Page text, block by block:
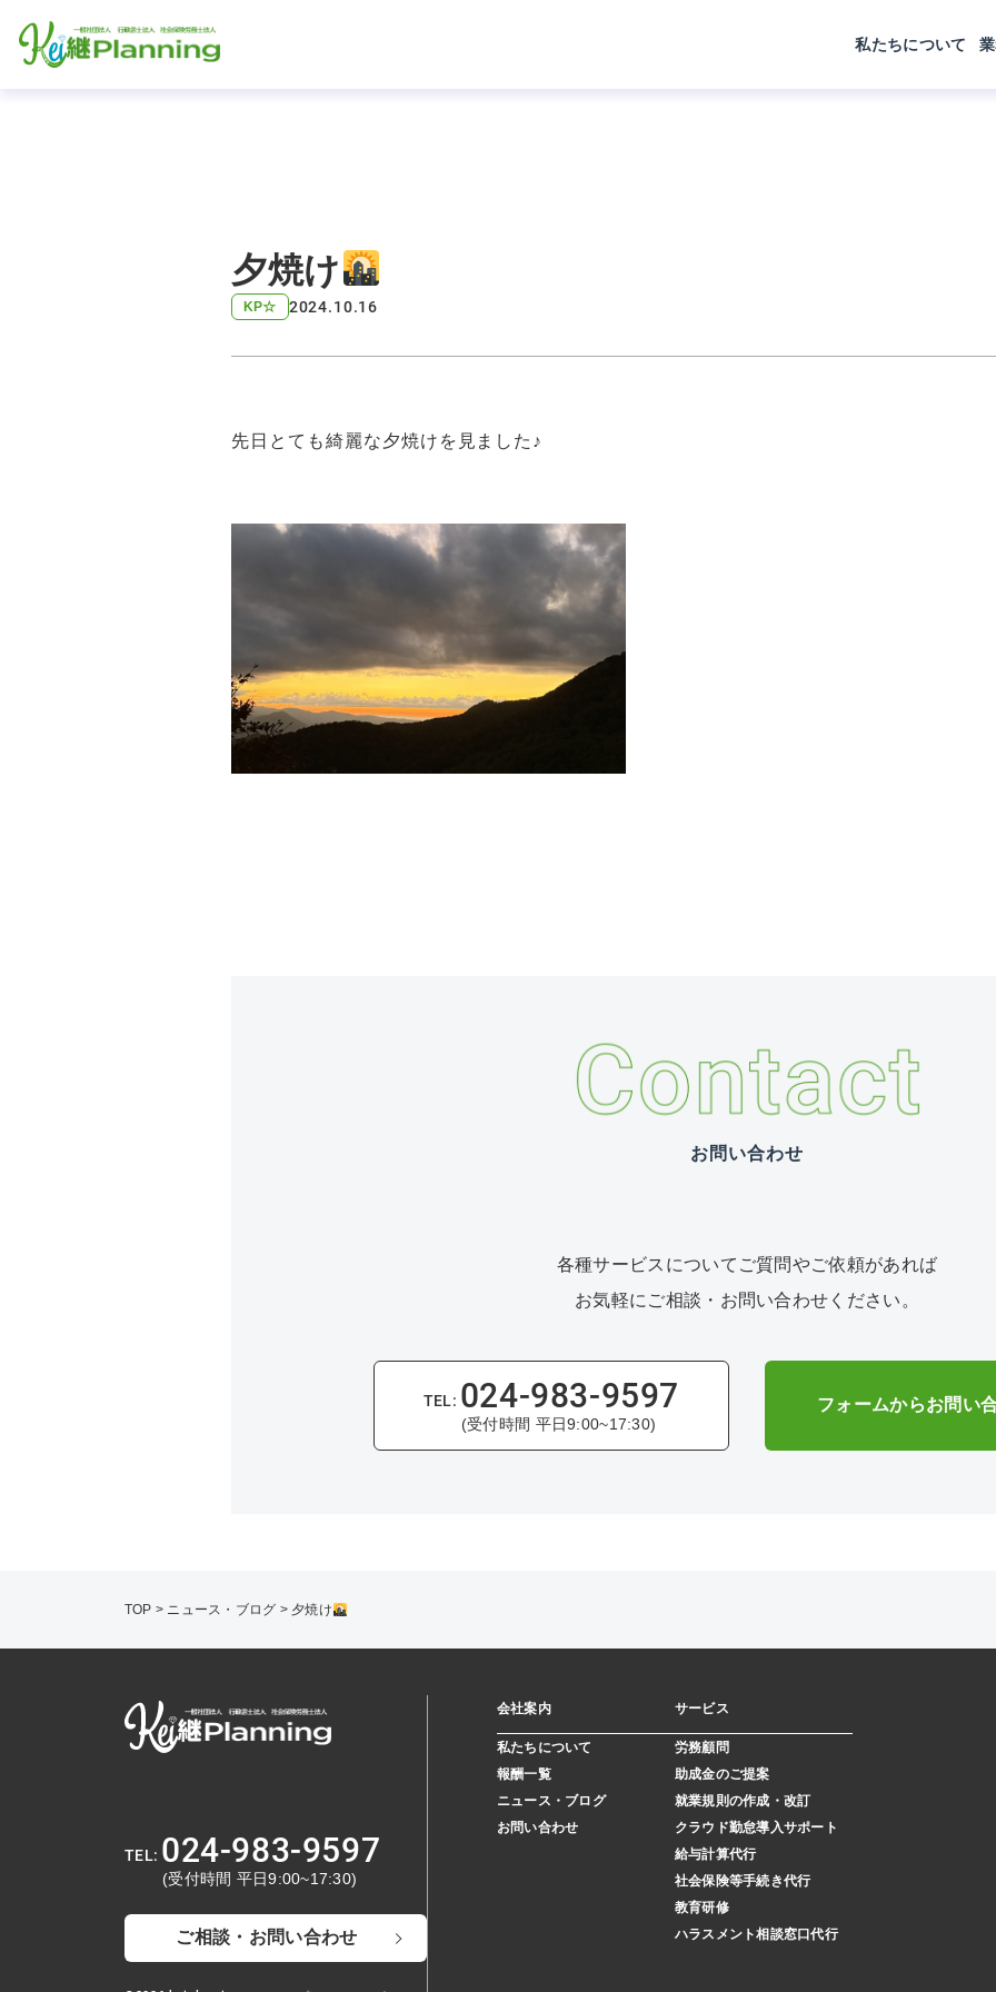
私たちについて
夕焼け
KP☆ 2024.10.16
先日とても綺麗な夕焼けを見ました♪
お問い合わせ
各種サービスについて ご質問やご依頼があれば
お気軽にご相談・お問い合わせください。
024-983-9597
(受付時間 平日9:00~17:30)
フォームからお問い
TOP > ニュース・ブログ > 夕焼け
024-983-9597
(受付時間 平日9:00~17:30)
ご相談・お問い合わせ
会社案内
私たちについて
報酬一覧
ニュース・ブログ
お問い合わせ
サービス
労務顧問
助成金のご提案
就業規則の作成・改訂
クラウド勤怠導入サポート
給与計算代行
社会保険等手続き代行
教育研修
ハラスメント相談窓⼝代⾏